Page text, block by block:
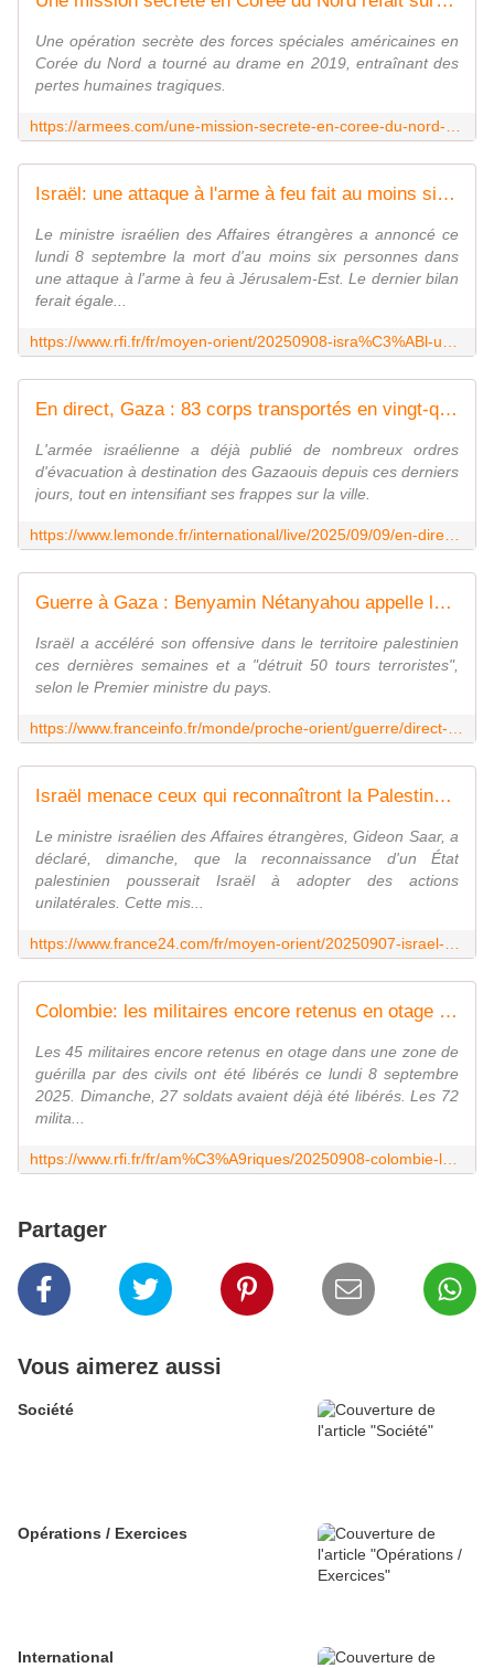
Une opération secrète des forces spéciales américaines en
Corée du Nord a tourné au drame en 2019, entraînant des
pertes humaines tragiques.
Israël: une attaque à l'arme à feu fait au moins six morts et des blessés à Jérusalem-Est
Le ministre israélien des Affaires étrangères a annoncé ce
lundi 8 septembre la mort d'au moins six personnes dans
une attaque à l'arme à feu à Jérusalem-Est. Le dernier bilan
ferait égale...
En direct, Gaza : 83 corps transportés en vingt-quatre heures vers les hôpitaux de la bande de Gaza, selon le ministère de la santé de l'enclave
L'armée israélienne a déjà publié de nombreux ordres
d'évacuation à destination des Gazaouis depuis ces derniers
jours, tout en intensifiant ses frappes sur la ville.
Guerre à Gaza : Benyamin Nétanyahou appelle la population de Gaza-ville à "partir maintenant"
Israël a accéléré son offensive dans le territoire palestinien
ces dernières semaines et a "détruit 50 tours terroristes",
selon le Premier ministre du pays.
Israël menace ceux qui reconnaîtront la Palestine d'une riposte "unilatérale"
Le ministre israélien des Affaires étrangères, Gideon Saar, a
déclaré, dimanche, que la reconnaissance d'un État
palestinien pousserait Israël à adopter des actions
unilatérales. Cette mis...
Colombie: les militaires encore retenus en otage dans une zone de guérilla ont été libérés
Les 45 militaires encore retenus en otage dans une zone de
guérilla par des civils ont été libérés ce lundi 8 septembre
2025. Dimanche, 27 soldats avaient déjà été libérés. Les 72
milita...
Partager
Vous aimerez aussi
Société
Opérations / Exercices
International